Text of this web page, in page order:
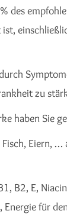
des
zu
haben Sie
Eiern,
B2, E,
für